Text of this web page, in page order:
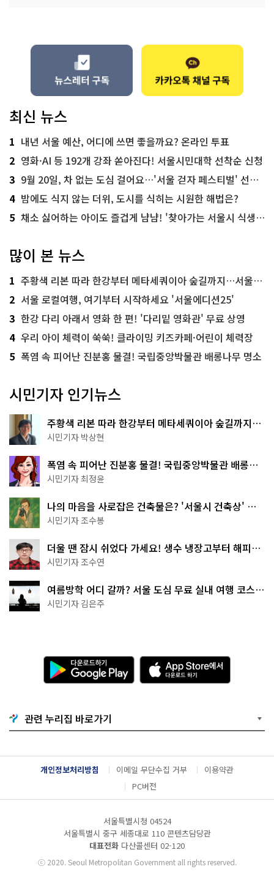
최신 뉴스
1 내년 서울 예산, 어디에 쓰면 좋을까요? 온라인 투표
2 영화·AI 등 192개 강좌 쏟아진다! 서울시민대학 선착순 신청
3 9월 20일, 차 없는 도심 걸어요…'서울 걷자 페스티벌' 선착순 5천명
4 밤에도 식지 않는 더위, 도시를 식히는 시원한 해법은?
5 채소 싫어하는 아이도 즐겁게 냠냠! '찾아가는 서울시 식생활 교육' 현장
많이 본 뉴스
1 주황색 리본 따라 한강부터 메타세쿼이아 숲길까지…서울둘레길 15코스
2 서울 로컬여행, 여기부터 시작하세요 '서울에디션25'
3 한강 다리 아래서 영화 한 편! '다리밑 영화관' 무료 상영
4 우리 아이 체력이 쑥쑥! 클라이밍 키즈카페·어린이 체력장
5 폭염 속 피어난 진분홍 물결! 국립중앙박물관 배롱나무 명소
시민기자 인기뉴스
주황색 리본 따라 한강부터 메타세쿼이아 숲길까지…
서울둘레길 15코스
시민기자 박상현
폭염 속 피어난 진분홍 물결! 국립중앙박물관 배롱나
무 명소
시민기자 최정윤
나의 마음을 사로잡은 건축물은? '서울시 건축상' 수
상작 공개!
시민기자 조수봉
더울 땐 잠시 쉬었다 가세요! 생수 냉장고부터 해피소
·무더위쉼터까지
시민기자 조수연
여름방학 어디 갈까? 서울 도심 무료 실내 여행 코스
추천
시민기자 김은주
다
운
로
기
G
o
g
l
e
l
A
p
p
e
서
다
운
드
관련 누리집 바로가기
개인정보처리방침 이메일 무단수집 거부
이용약관
PC버전
서울특별시청 04524
서울특별시 중구 세종대로 110 콘텐츠담당관
대표전화 다산콜센터 02-120
ⓒ2020. Seoul Metropolitan Government all rights reserved.